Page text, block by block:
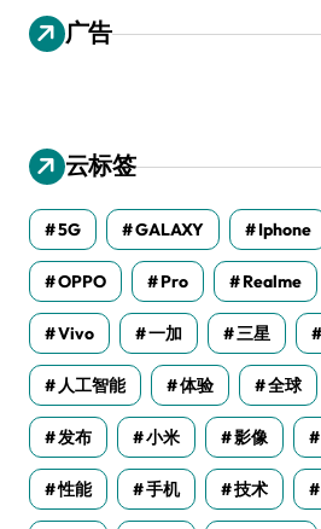
广告
云标签
5G GALAXY Iphone
OPPO Pro Realme
Vivo 一加 三星
人工智能 体验 全球
发布 小米 影像
性能 手机 技术